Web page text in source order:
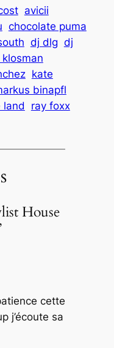
avicii
chocolate puma
dj dlg dj
kate
binapfl
land
ray foxx
House
cette
j’écoute sa